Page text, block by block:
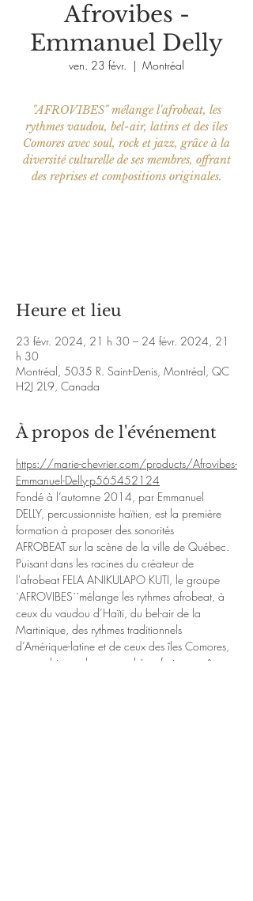
Afrovibes -
Emmanuel Delly
ven. 23 févr.
  |
Montréal
"AFROVIBES" mélange l'afrobeat, les
rythmes vaudou, bel-air, latins et des îles
Comores avec soul, rock et jazz, grâce à la
diversité culturelle de ses membres, offrant
des reprises et compositions originales.
Heure et lieu
23 févr. 2024, 21 h 30 – 24 févr. 2024, 21
h 30
Montréal, 5035 R. Saint-Denis, Montréal, QC
H2J 2L9, Canada
À propos de l'événement
https://marie-chevrier.com/products/Afrovibes-
Emmanuel-Delly-p565452124
Fondé à l’automne 2014, par Emmanuel
DELLY, percussionniste haïtien, est la première
formation à proposer des sonorités
AFROBEAT sur la scène de la ville de Québec.
Puisant dans les racines du créateur de
l'afrobeat FELA ANIKULAPO KUTI, le groupe
`AFROVIBES``mélange les rythmes afrobeat, à
ceux du vaudou d’Haïti, du bel-air de la
Martinique, des rythmes traditionnels
d’Amérique-latine et de ceux des îles Comores,
en combinant des atmosphères fusion tantôt